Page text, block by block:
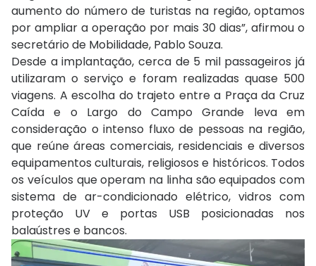
aumento do número de turistas na região, optamos
por ampliar a operação por mais 30 dias”, afirmou o
secretário de Mobilidade, Pablo Souza.
Desde a implantação, cerca de 5 mil passageiros já
utilizaram o serviço e foram realizadas quase 500
viagens. A escolha do trajeto entre a Praça da Cruz
Caída e o Largo do Campo Grande leva em
consideração o intenso fluxo de pessoas na região,
que reúne áreas comerciais, residenciais e diversos
equipamentos culturais, religiosos e históricos. Todos
os veículos que operam na linha são equipados com
sistema de ar-condicionado elétrico, vidros com
proteção UV e portas USB posicionadas nos
balaústres e bancos.